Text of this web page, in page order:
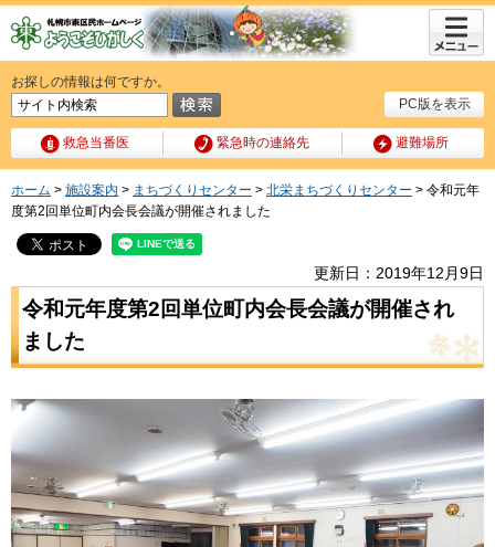
PC版を表示
お探しの情報は何ですか。
救急当番医 緊急時の連絡先 避難場所
メニュ
ー
ホーム > 施設案内 > まちづくりセンター > 北栄まちづくりセンター > 令和元年
度第2回単位町内会長会議が開催されました
更新日：2019年12月9日
令和元年度第2回単位町内会長会議が開催され
ました